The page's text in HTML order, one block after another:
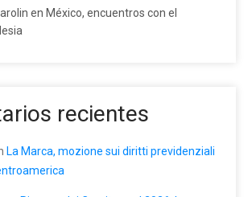
en México, encuentros con el
recientes
La Marca, mozione sui diritti previdenziali